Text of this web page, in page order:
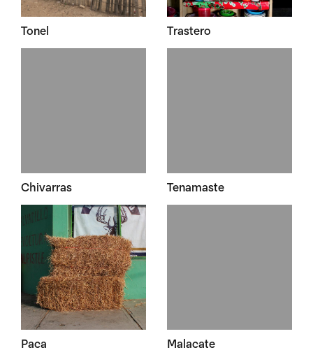
Tonel Trastero
Chivarras Tenamaste
Paca Malacate